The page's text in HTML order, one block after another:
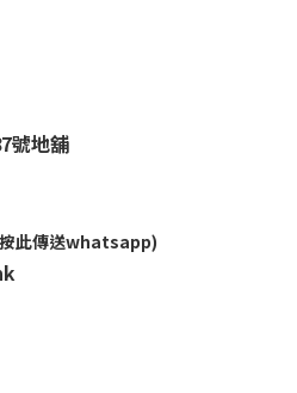
號地舖
此傳送whatsapp)